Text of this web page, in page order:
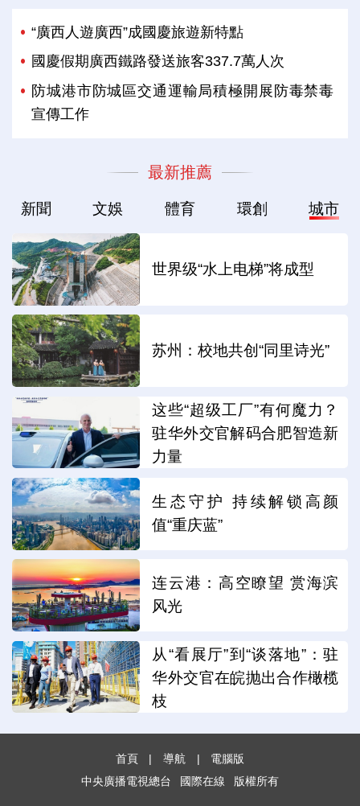
“廣西人遊廣西”成國慶旅遊新特點
國慶假期廣西鐵路發送旅客337.7萬人次
防城港市防城區交通運輸局積極開展防毒禁毒
宣傳工作
最新推薦
新聞 文娛 體育 環創 城市
世界级“水上电梯”将成型
苏州：校地共创“同里诗光”
这些“超级工厂”有何魔力？
驻华外交官解码合肥智造新
力量
生态守护 持续解锁高颜
值“重庆蓝”
连云港：高空瞭望 赏海滨
风光
从“看展厅”到“谈落地”：驻
华外交官在皖抛出合作橄榄
枝
首頁 | 導航 |
電腦版
中央廣播電視總台
國際在線 版權所有